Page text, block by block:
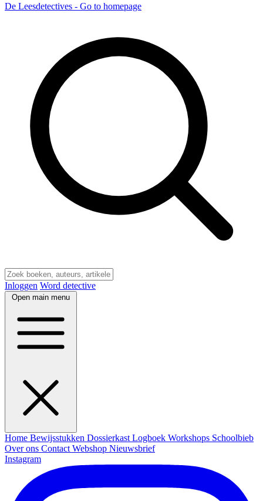
De Leesdetectives - Go to homepage
Inloggen Word detective
Open main menu
Home Bewijsstukken Dossierkast Logboek Workshops Schoolbieb
Over ons Contact Webshop Nieuwsbrief
Instagram